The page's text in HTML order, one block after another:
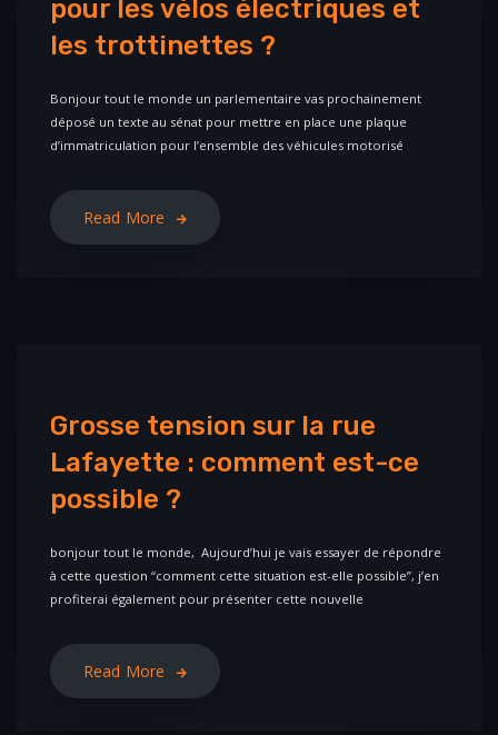
pour les vélos électriques et
les trottinettes ?
Bonjour tout le monde un parlementaire vas prochainement
déposé un texte au sénat pour mettre en place une plaque
d’immatriculation pour l’ensemble des véhicules motorisé
Read More
Grosse tension sur la rue
Lafayette : comment est-ce
possible ?
bonjour tout le monde, Aujourd’hui je vais essayer de répondre
à cette question “comment cette situation est-elle possible”, j’en
profiterai également pour présenter cette nouvelle
Read More